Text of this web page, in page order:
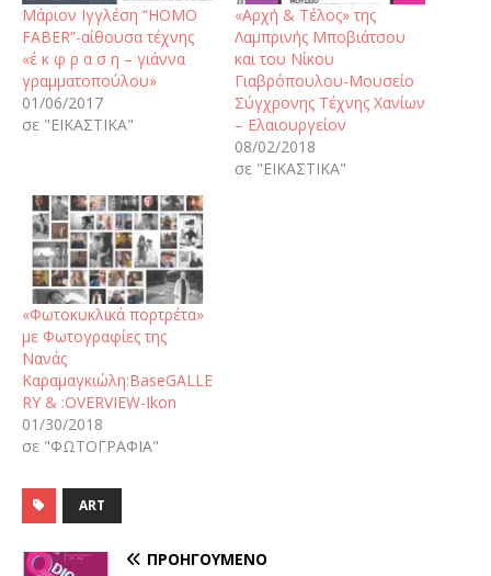
Μάριον Ιγγλέση “HOMO
FABER”-αίθουσα τέχνης
«έ κ φ ρ α σ η – γιάννα
γραμματοπούλου»
01/06/2017
σε "ΕΙΚΑΣΤΙΚΑ"
«Αρχή & Τέλος» της
Λαμπρινής Μποβιάτσου
και του Νίκου
Γιαβρόπουλου-Μουσείο
Σύγχρονης Τέχνης Χανίων
– Ελαιουργείον
08/02/2018
σε "ΕΙΚΑΣΤΙΚΑ"
«Φωτοκυκλικά πορτρέτα»
με Φωτογραφίες της
Νανάς
Καραμαγκιώλη:BaseGALLE
RY & :OVERVIEW-Ikon
01/30/2018
σε "ΦΩΤΟΓΡΑΦΙΑ"
ART
ΠΡΟΗΓΟΎΜΕΝΟ